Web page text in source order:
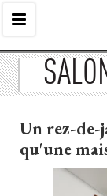
Un rez-
qu'une